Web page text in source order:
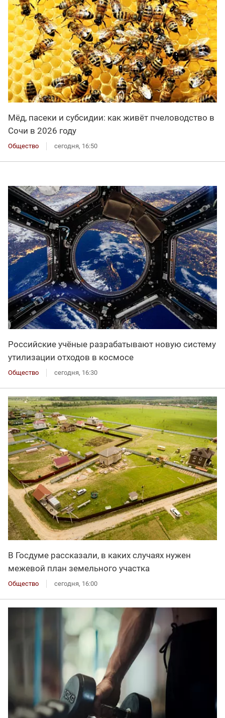
Мёд, пасеки и субсидии: как живёт пчеловодство в
Сочи в 2026 году
Общество сегодня, 16:50
Российские учёные разрабатывают новую систему
утилизации отходов в космосе
Общество сегодня, 16:30
В Госдуме рассказали, в каких случаях нужен
межевой план земельного участка
Общество сегодня, 16:00